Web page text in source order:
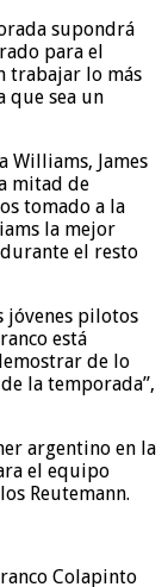
supondrá
para el
trabajar lo más
que sea un
Williams, James
mitad de
tomado a la
la mejor
el resto
jóvenes pilotos
está
de lo
la temporada”,
argentino en la
el equipo
Reutemann.
Colapinto